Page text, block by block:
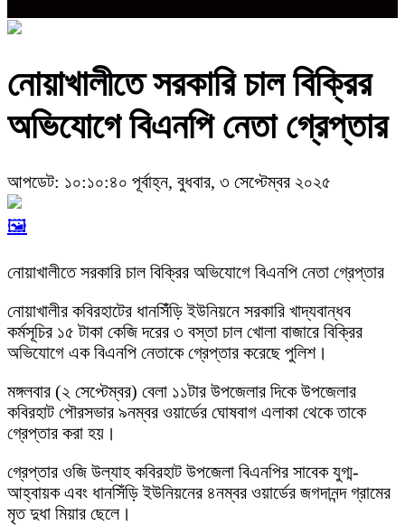
নোয়াখালীতে সরকারি চাল বিক্রির
অভিযোগে বিএনপি নেতা গ্রেপ্তার
আপডেট: ১০:১০:৪০ পূর্বাহ্ন, বুধবার, ৩ সেপ্টেম্বর ২০২৫
🖼️
নোয়াখালীতে সরকারি চাল বিক্রির অভিযোগে বিএনপি নেতা গ্রেপ্তার
নোয়াখালীর কবিরহাটের ধানসিঁঁড়ি ইউনিয়নে সরকারি খাদ্যবান্ধব
কর্মসূচির ১৫ টাকা কেজি দরের ৩ বস্তা চাল খোলা বাজারে বিক্রির
অভিযোগে এক বিএনপি নেতাকে গ্রেপ্তার করেছে পুলিশ।
মঙ্গলবার (২ সেপ্টেম্বর) বেলা ১১টার উপজেলার দিকে উপজেলার
কবিরহাট পৌরসভার ৯নম্বর ওয়ার্ডের ঘোষবাগ এলাকা থেকে তাকে
গ্রেপ্তার করা হয়।
গ্রেপ্তার ওজি উল্যাহ কবিরহাট উপজেলা বিএনপির সাবেক যুগ্ম-
আহ্বায়ক এবং ধানসিঁড়ি ইউনিয়নের ৪নম্বর ওয়ার্ডের জগদানন্দ গ্রামের
মৃত দুধা মিয়ার ছেলে।